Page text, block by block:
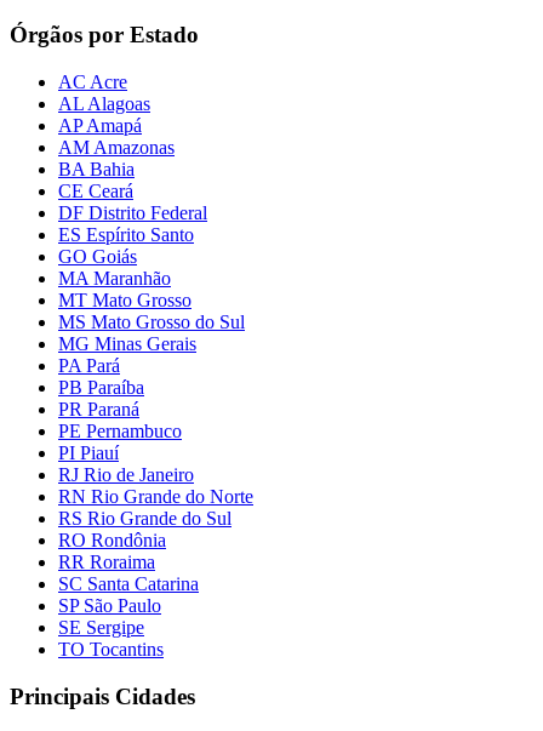
Órgãos por Estado
AC Acre
AL Alagoas
AP Amapá
AM Amazonas
BA Bahia
CE Ceará
DF Distrito Federal
ES Espírito Santo
GO Goiás
MA Maranhão
MT Mato Grosso
MS Mato Grosso do Sul
MG Minas Gerais
PA Pará
PB Paraíba
PR Paraná
PE Pernambuco
PI Piauí
RJ Rio de Janeiro
RN Rio Grande do Norte
RS Rio Grande do Sul
RO Rondônia
RR Roraima
SC Santa Catarina
SP São Paulo
SE Sergipe
TO Tocantins
Principais Cidades